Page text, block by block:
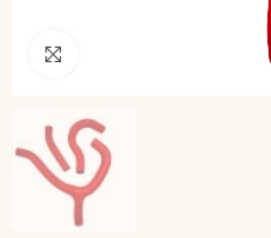
Pincha para agrandar